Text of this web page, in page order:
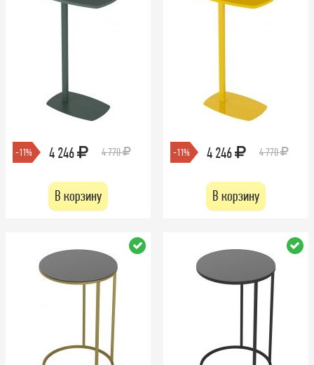
-11% 4 246 4 770
В корзину
-11% 4 246 4 770
В корзину